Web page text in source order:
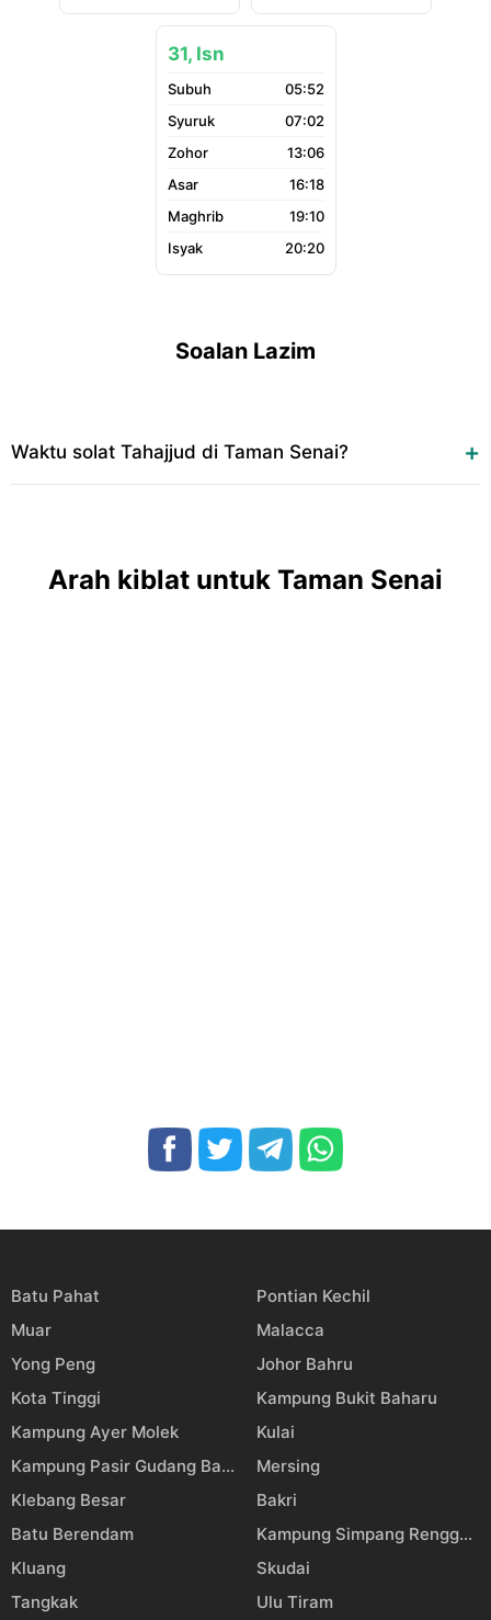
31, Isn
05:52
07:02
13:06
16:18
19:10
20:20
Soalan Lazim
Waktu solat Tahajjud di Taman Senai?
Arah kiblat untuk Taman Senai
Batu Pahat
Pontian Kechil
Muar
Malacca
Yong Peng
Johor Bahru
Kota Tinggi
Kampung Bukit Baharu
Kampung Ayer Molek
Kulai
Kampung Pasir Gudang Baru
Mersing
Klebang Besar
Bakri
Batu Berendam
Kampung Simpang Renggam
Kluang
Skudai
Tangkak
Ulu Tiram